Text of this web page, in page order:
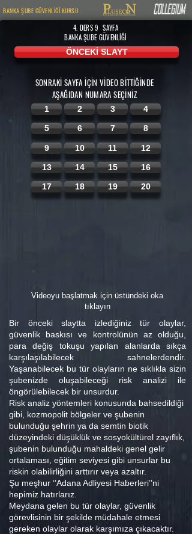
BANKA ŞUBE GÜVENLİĞİ KURSU
4. DERS 9SAYFA
BANKA ŞUBE GÜVENLİĞİ
ÖNCEKİ SLAYT
SONRAKİ SAYFA İÇİN VİDEO BİTTİĞİNDE
AŞAĞIDAN NUMARA SEÇİNİZ
1 2 3
4
5
6 7 8
9 10 11
12
13
14 15
16
17
18 19 20
Videoyu başlatmak için üstündeki oka
tıklayın
Bir önceki slaytta izlediğiniz tür olaylar,
güvenlik baskısı ve kontrolünün az olduğu,
para değiş tokuşu yapılan alanlarda sıkça
karşılaşılabilecek sahnelerdendir.
Yaşanabilecek bu tür olayların ne sıklıkla sizin
şubenizde oluşabileceği risk analizi ile
öngörülebilecek bir unsurdur.
Risk analiz yöntemleri konusunda bahsedildiği
gibi, kozmopolit bölgeler ve şubenin
bulunduğu şehrin ya da semtin biotik
düzeyindeki düşüklük ve sosyokültürel zayıflık,
şubenin bulunduğu mahaldeki genel gelir
ortalaması, eğitim seviyesi gibi unsurlar bu
riskin olabilirliğini arttırır veya azaltır.
Şu meşhur ‘’Adana Adliyesi Haberleri’’ni
hepimiz hatırlarız.
Meydana gelen bu tür olaylar, güvenlik
görevlisinin bir şekilde müdahale etmesi
gereken olaylar olarak karşımıza çıkacaktır.